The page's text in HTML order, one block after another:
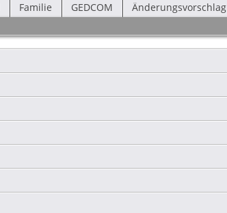
Familie GEDCOM Änderungsvorschlag